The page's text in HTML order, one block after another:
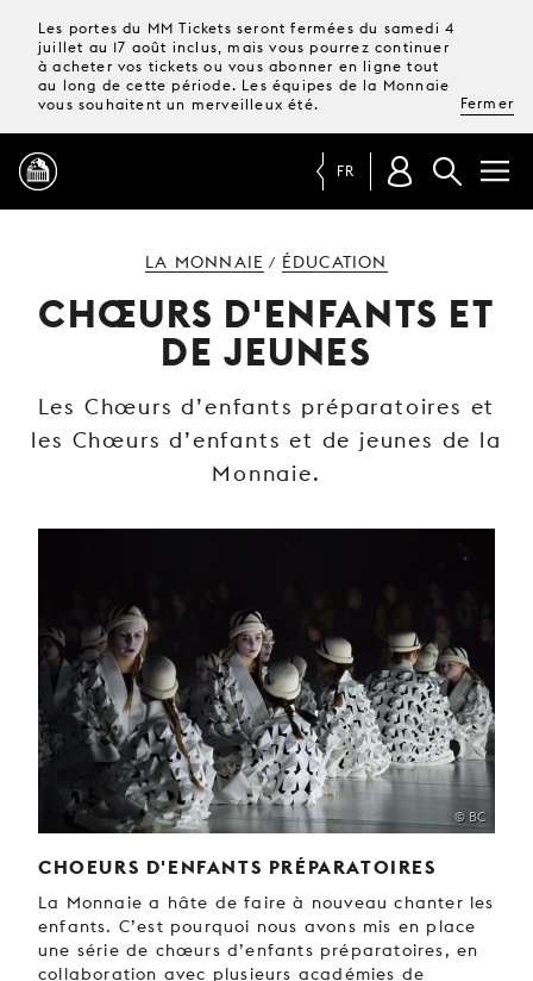
Les portes du MM Tickets seront fermées du samedi 4
juillet au 17 août inclus, mais vous pourrez continuer
à acheter vos tickets ou vous abonner en ligne tout
au long de cette période. Les équipes de la Monnaie
vous souhaitent un merveilleux été.
Fermer
MAGAZINE
TICKETS &
ABONNEMENTS
VOTRE
MONNAIE
NOUS
SOUTENIR
FR
LA MONNAIE / ÉDUCATION
CHŒURS D'ENFANTS ET
DE JEUNES
Les Chœurs d’enfants préparatoires et
les Chœurs d’enfants et de jeunes de la
Monnaie.
© BC
CHOEURS D'ENFANTS PRÉPARATOIRES
La Monnaie a hâte de faire à nouveau chanter les
enfants. C’est pourquoi nous avons mis en place
une série de chœurs d’enfants préparatoires, en
collaboration avec plusieurs académies de